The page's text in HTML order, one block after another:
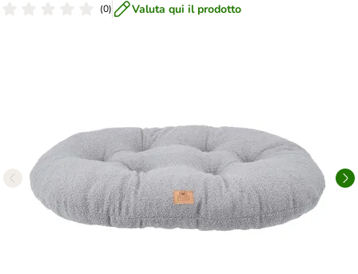
(0) Valuta qui il prodotto